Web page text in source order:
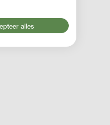
hier
onze
alles